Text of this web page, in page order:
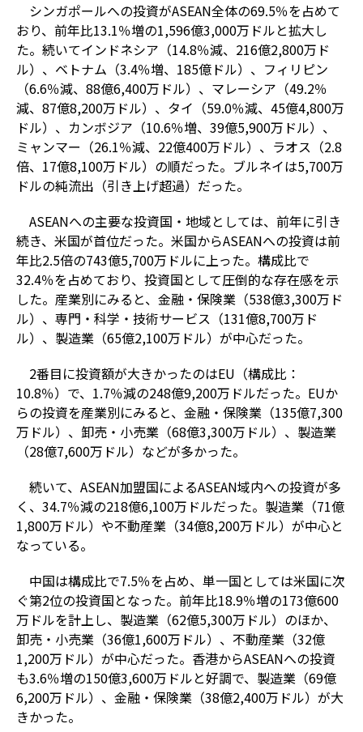
シンガポールへの投資がASEAN全体の69.5％を占めて
おり、前年比13.1％増の1,596億3,000万ドルと拡大し
た。続いてインドネシア（14.8％減、216億2,800万ド
ル）、ベトナム（3.4％増、185億ドル）、フィリピン
（6.6％減、88億6,400万ドル）、マレーシア（49.2％
減、87億8,200万ドル）、タイ（59.0％減、45億4,800万
ドル）、カンボジア（10.6％増、39億5,900万ドル）、
ミャンマー（26.1％減、22億400万ドル）、ラオス（2.8
倍、17億8,100万ドル）の順だった。ブルネイは5,700万
ドルの純流出（引き上げ超過）だった。
ASEANへの主要な投資国・地域としては、前年に引き
続き、米国が首位だった。米国からASEANへの投資は前
年比2.5倍の743億5,700万ドルに上った。構成比で
32.4％を占めており、投資国として圧倒的な存在感を示
した。産業別にみると、金融・保険業（538億3,300万ド
ル）、専門・科学・技術サービス（131億8,700万ド
ル）、製造業（65億2,100万ドル）が中心だった。
2番目に投資額が大きかったのはEU（構成比：
10.8％）で、1.7％減の248億9,200万ドルだった。EUか
らの投資を産業別にみると、金融・保険業（135億7,300
万ドル）、卸売・小売業（68億3,300万ドル）、製造業
（28億7,600万ドル）などが多かった。
続いて、ASEAN加盟国によるASEAN域内への投資が多
く、34.7％減の218億6,100万ドルだった。製造業（71億
1,800万ドル）や不動産業（34億8,200万ドル）が中心と
なっている。
中国は構成比で7.5％を占め、単一国としては米国に次
ぐ第2位の投資国となった。前年比18.9％増の173億600
万ドルを計上し、製造業（62億5,300万ドル）のほか、
卸売・小売業（36億1,600万ドル）、不動産業（32億
1,200万ドル）が中心だった。香港からASEANへの投資
も3.6％増の150億3,600万ドルと好調で、製造業（69億
6,200万ドル）、金融・保険業（38億2,400万ドル）が大
きかった。